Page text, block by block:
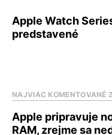
Apple Watch
predstavené
NAJVIAC KOMENTOVANÉ
Apple pripravuje
RAM, zrejme sa